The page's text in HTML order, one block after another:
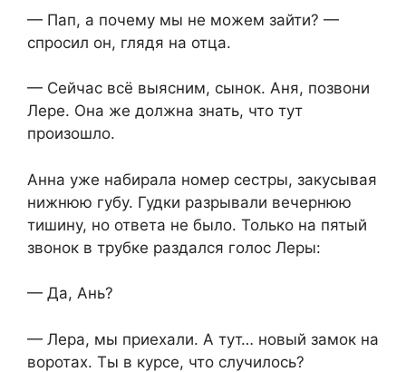
— Пап, а почему мы не можем зайти? —
спросил он, глядя на отца.
— Сейчас всё выясним, сынок. Аня, позвони
Лере. Она же должна знать, что тут
произошло.
Анна уже набирала номер сестры, закусывая
нижнюю губу. Гудки разрывали вечернюю
тишину, но ответа не было. Только на пятый
звонок в трубке раздался голос Леры:
— Да, Ань?
— Лера, мы приехали. А тут… новый замок на
воротах. Ты в курсе, что случилось?